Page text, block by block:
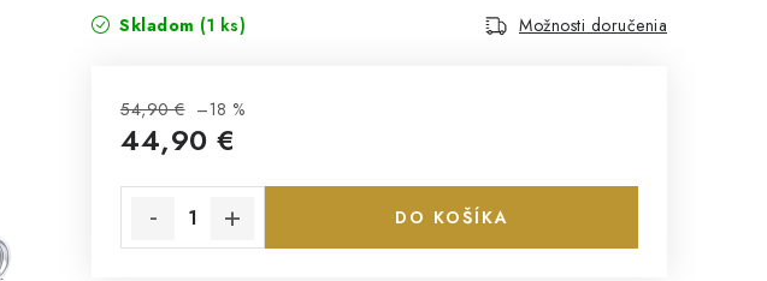
Skladom (1 ks) Možnosti doručenia
54,90 € –18 %
44,90 €
DO KOŠÍKA